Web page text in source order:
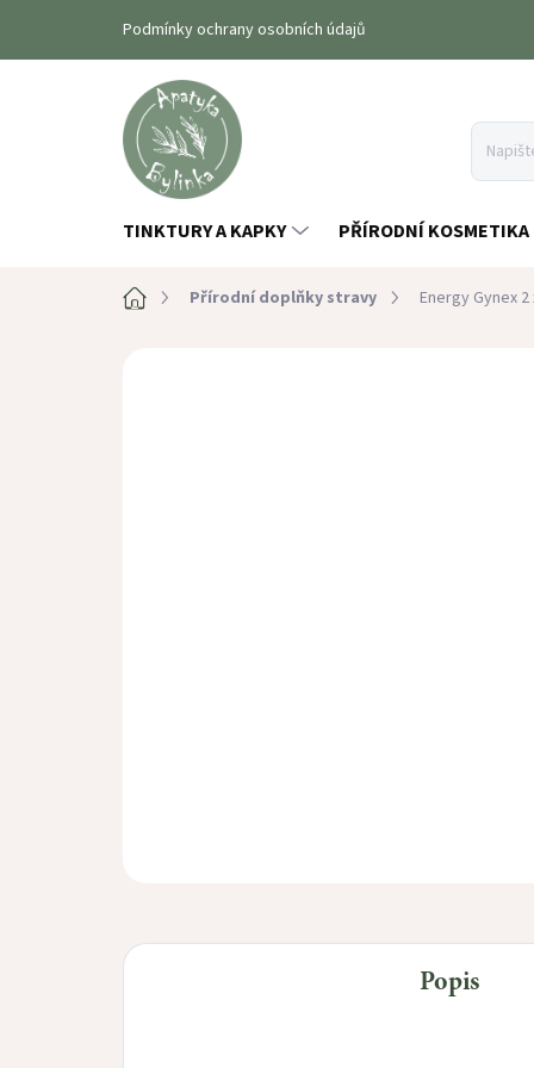
obsah
Podmínky ochrany osobních údajů
TINKTURY A KAPKY PŘÍRODNÍ KOSMETIKA
Domů Přírodní doplňky stravy Energy Gynex 2
Popis